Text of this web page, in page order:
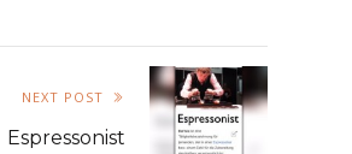
NEXT POST
Espressonist